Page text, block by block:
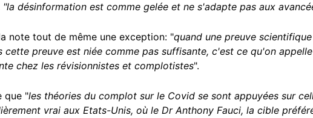
"la désinformation est comme gelée et ne s'adapte pas aux
note tout de même une exception: "quand une preuve
cette preuve est niée comme pas suffisante, c'est ce qu'on appelle
chez les révisionnistes et complotistes".
que "les théories du complot sur le Covid se sont appuyées sur
vrai aux Etats-Unis, où le Dr Anthony Fauci, la cible